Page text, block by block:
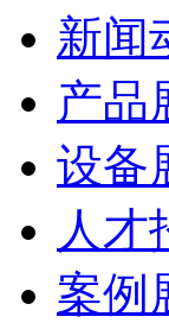
新闻
产品
设备
人才
案例